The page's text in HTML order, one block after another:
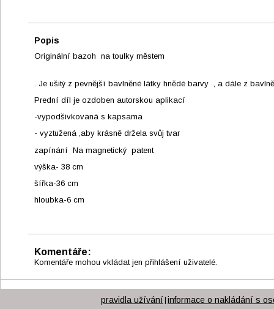
Popis
Originální bazoh na toulky městem
. Je ušitý z pevnější bavlněné látky hnědé barvy , a dále z
Prední díl je ozdoben autorskou aplikací
-vypodšivkovaná s kapsama
- vyztužená ,aby krásně držela svůj tvar
zapínání Na magnetický patent
výška- 38 cm
šířka-36 cm
hloubka-6 cm
Komentáře:
Komentáře mohou vkládat jen přihlášení uživatelé.
pravidla užívání informace o nakládání s